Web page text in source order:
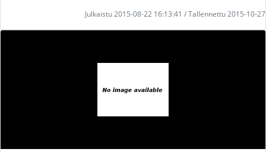
Julkaistu 2015-08-22 16:13:41 / Tallennettu 2015-10-27